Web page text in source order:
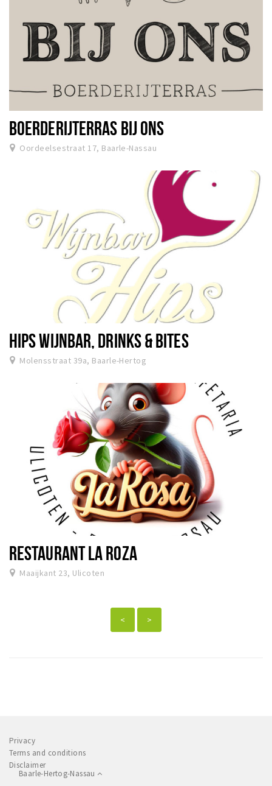
BOERDERIJTERRAS BIJ ONS
Oordeelsestraat 17, Baarle-Nassau
HIPS WIJNBAR, DRINKS & BITES
Molensstraat 39a, Baarle-Hertog
RESTAURANT LA ROZA
Maaijkant 23, Ulicoten
< >
Privacy
Terms and conditions
Disclaimer
Baarle-Hertog-Nassau